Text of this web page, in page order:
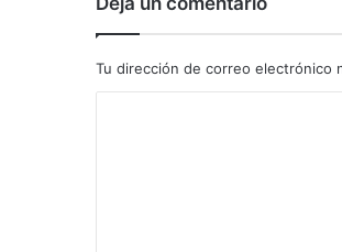
Tu dirección de correo electrónico